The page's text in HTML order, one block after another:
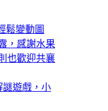
鬆變動圖
，感謝水果
也歡迎共襄
謎遊戲，小